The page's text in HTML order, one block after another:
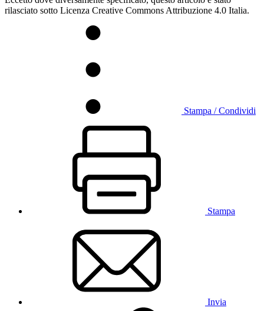
rilasciato sotto Licenza Creative Commons Attribuzione 4.0 Italia.
Stampa / Condividi
Stampa
Invia